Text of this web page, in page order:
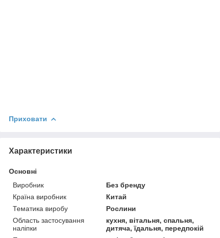
Приховати
Характеристики
Основні
Виробник
Без бренду
Країна виробник
Китай
Тематика виробу
Рослини
Область застосування
наліпки
кухня, вітальня, спальня,
дитяча, їдальня, передпокій